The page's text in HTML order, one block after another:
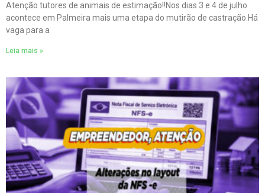
Atenção tutores de animais de estimação!!Nos dias 3 e 4 de julho
acontece em Palmeira mais uma etapa do mutirão de castração.Há
vaga para a
Leia mais »